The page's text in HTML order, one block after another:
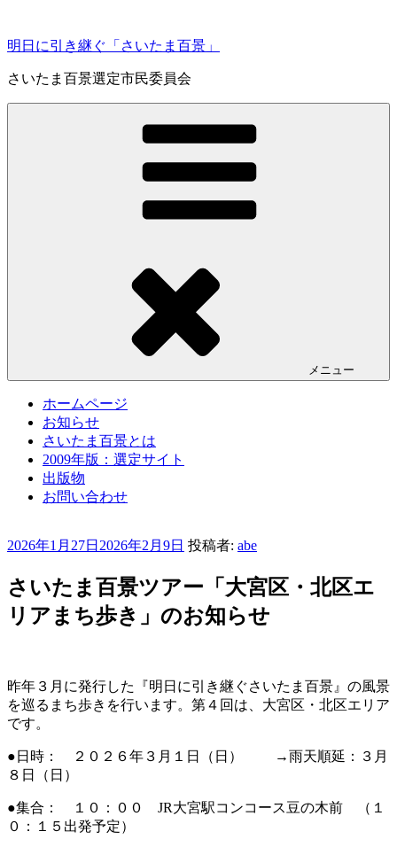
テ
ン
ツ
へ
明日に引き継ぐ「さいたま百景」
さいたま百景選定市民委員会
メニュー
ホームページ
お知らせ
さいたま百景とは
2009年版：選定サイト
出版物
お問い合わせ
投
日:
2026年1月27日 2026年2月9日 投稿者: abe
さいたま百景ツアー「大宮区・北区エ
リアまち歩き」のお知らせ
昨年３月に発行した『明日に引き継ぐさいたま百景』の風景
を巡るまち歩きを行います。第４回は、大宮区・北区エリア
です。
●日時： ２０２６年３月１日（日） →雨天順延：３月
８日（日）
●集合： １０：００ JR大宮駅コンコース豆の木前 （１
０：１５出発予定）